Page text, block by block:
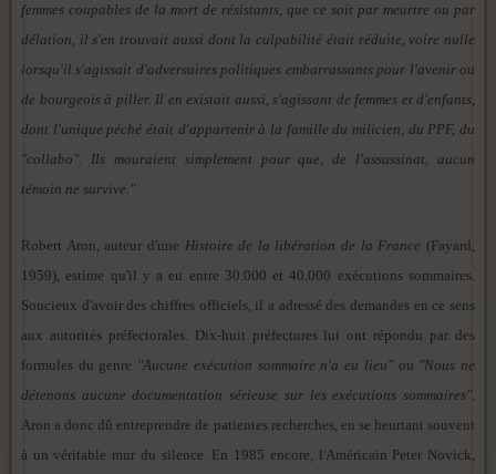
femmes coupables de la mort de résistants, que ce soit par meurtre ou par
délation, il s'en trouvait aussi dont la culpabilité était réduite, voire nulle
lorsqu'il s'agissait d'adversaires politiques embarrassants pour l'avenir ou
de bourgeois à piller. Il en existait aussi, s'agissant de femmes et d'enfants,
dont l'unique péché était d'appartenir à la famille du milicien, du PPF, du
"collabo". Ils mouraient simplement pour que, de l'assassinat, aucun
témoin ne survive."
Robert Aron, auteur d'une Histoire de la libération de la France (Fayard,
1959), estime qu'il y a eu entre 30.000 et 40.000 exécutions sommaires.
Soucieux d'avoir des chiffres officiels, il a adressé des demandes en ce sens
aux autorités préfectorales. Dix-huit préfectures lui ont répondu par des
formules du genre "Aucune exécution sommaire n'a eu lieu"ou "Nous ne
détenons aucune documentation sérieuse sur les exécutions sommaires".
Aron a donc dû entreprendre de patientes recherches, en se heurtant souvent
à un véritable mur du silence. En 1985 encore, l'Américain Peter Novick,